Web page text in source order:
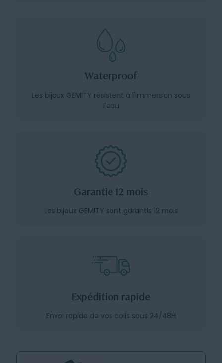
Waterproof
Les bijoux GEMITY résistent à l'immersion sous
l'eau
Garantie 12 mois
Les bijoux GEMITY sont garantis 12 mois
Expédition rapide
Envoi rapide de vos colis sous 24/48H